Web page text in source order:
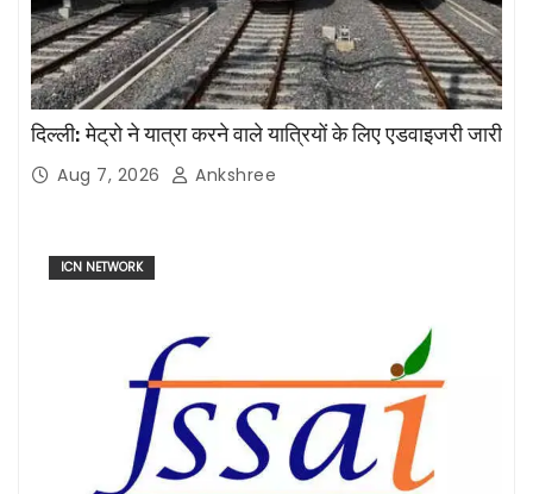
दिल्ली: मेट्रो ने यात्रा करने वाले यात्रियों के लिए एडवाइजरी जारी
Aug 7, 2026 Ankshree
ICN NETWORK